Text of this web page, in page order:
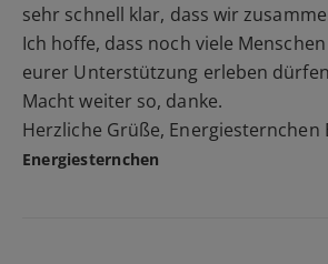
sehr schnell klar, dass wir
Ich hoffe, dass noch viele
eurer Unterstützung erleben
Macht weiter so, danke.
Herzliche Grüße, Energiesternchen
Energiesternchen